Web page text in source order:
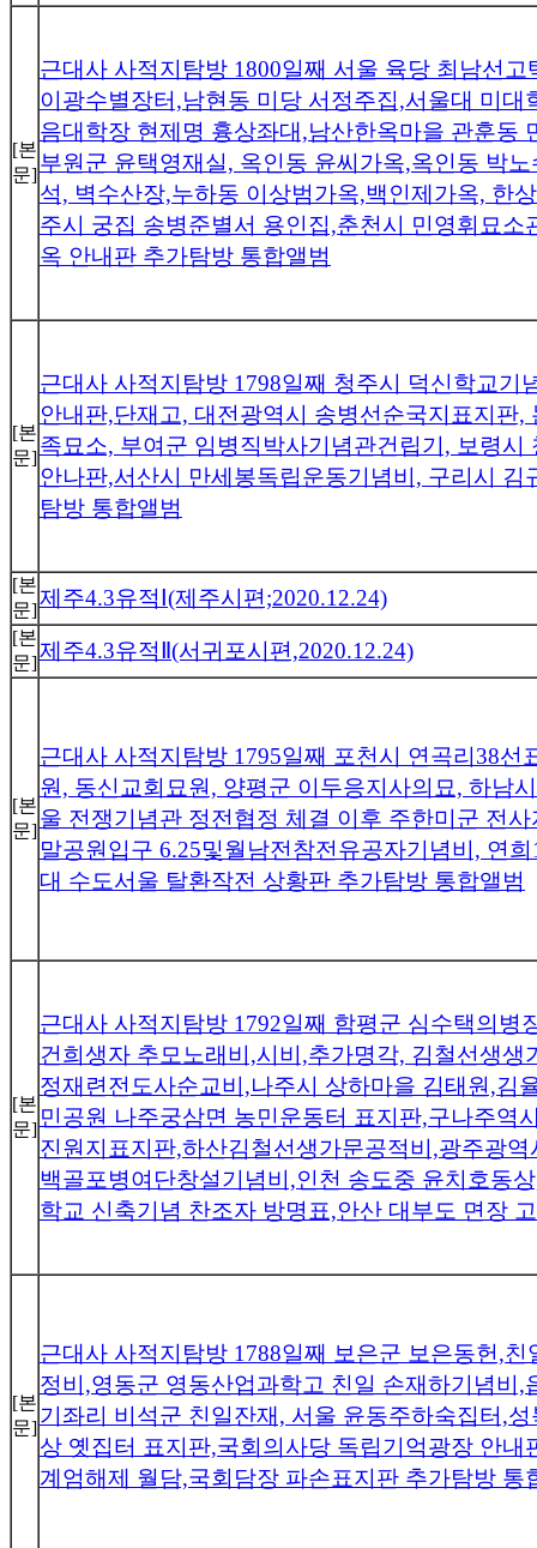
[본
문]
근대사 사적지탐방 1800일째 서울 육당 최남선
이광수별장터,남현동 미당 서정주집,서울대 미대
음대학장 현제명 흉상좌대,남산한옥마을 관훈동
부원군 윤택영재실, 옥인동 윤씨가옥,옥인동 박
석, 벽수산장,누하동 이상범가옥,백인제가옥, 한
주시 궁집 송병준별서 용인집,춘천시 민영휘묘소
옥 안내판 추가탐방 통합앨범
[본
문]
근대사 사적지탐방 1798일째 청주시 덕신학교기
안내판,단재고, 대전광역시 송병선순국지표지판,
족묘소, 부여군 임병직박사기념관건립기, 보령시
안나판,서산시 만세봉독립운동기념비, 구리시 김
탐방 통합앨범
[본
문]제주4.3유적Ⅰ(제주시편;2020.12.24)
[본
문]제주4.3유적Ⅱ(서귀포시편,2020.12.24)
[본
문]
근대사 사적지탐방 1795일째 포천시 연곡리38선
원, 동신교회묘원, 양평군 이두응지사의묘, 하남
울 전쟁기념관 정전협정 체결 이후 주한미군 전
말공원입구 6.25및월남전참전유공자기념비, 연
대 수도서울 탈환작전 상황판 추가탐방 통합앨범
[본
문]
근대사 사적지탐방 1792일째 함평군 심수택의병
건희생자 추모노래비,시비,추가명각, 김철선생생
정재련전도사순교비,나주시 상하마을 김태원,김
민공원 나주궁삼면 농민운동터 표지판,구나주역
진원지표지판,하산김철선생가문공적비,광주광
백골포병여단창설기념비,인천 송도중 윤치호동
학교 신축기념 찬조자 방명표,안산 대부도 면장
[본
문]
근대사 사적지탐방 1788일째 보은군 보은동헌,
정비,영동군 영동산업과학고 친일 손재하기념비,
기좌리 비석군 친일잔재, 서울 윤동주하숙집터,
상 옛집터 표지판,국회의사당 독립기억광장 안내
계엄해제 월담,국회담장 파손표지판 추가탐방 통